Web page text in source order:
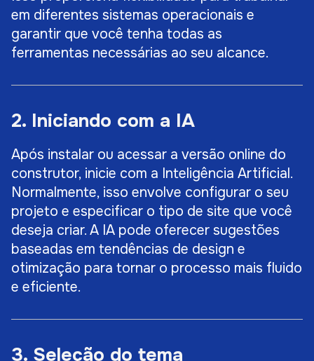
em diferentes sistemas operacionais e
garantir que você tenha todas as
ferramentas necessárias ao seu alcance.
2. Iniciando com a IA
Após instalar ou acessar a versão online do
construtor, inicie com a Inteligência Artificial.
Normalmente, isso envolve configurar o seu
projeto e especificar o tipo de site que você
deseja criar. A IA pode oferecer sugestões
baseadas em tendências de design e
otimização para tornar o processo mais fluido
e eficiente.
3. Seleção do tema